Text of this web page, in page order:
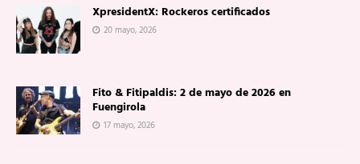
XpresidentX: Rockeros certificados
20 mayo, 2026
Fito & Fitipaldis: 2 de mayo de 2026 en
Fuengirola
17 mayo, 2026